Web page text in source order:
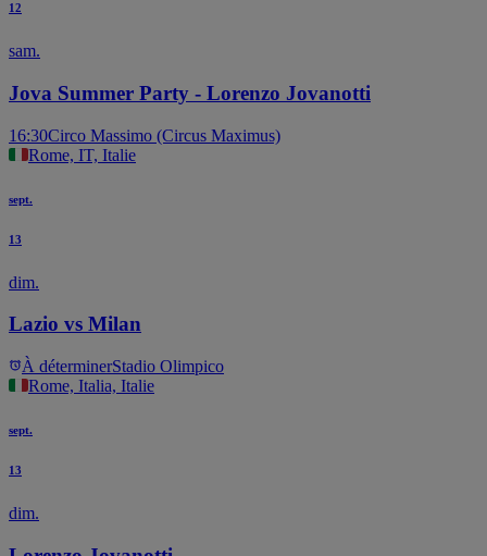
12
sam.
Jova Summer Party - Lorenzo Jovanotti
16:30Circo Massimo (Circus Maximus)
Rome, IT, Italie
sept.
13
dim.
Lazio vs Milan
À déterminerStadio Olimpico
Rome, Italia, Italie
sept.
13
dim.